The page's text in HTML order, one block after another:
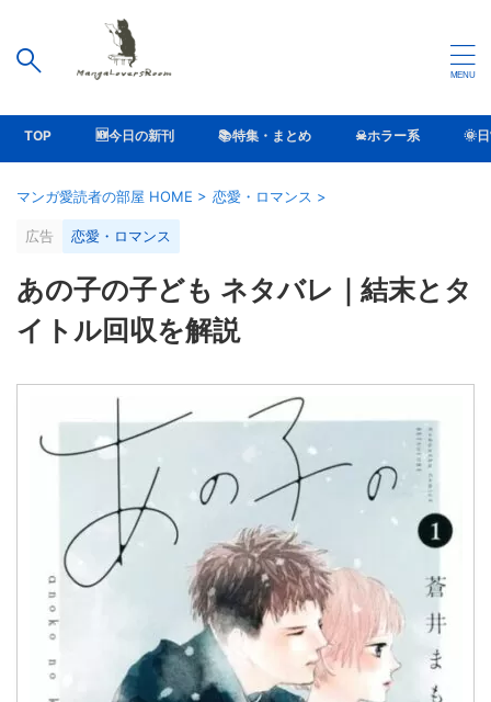
TOP 🆕今日の新刊 📚特集・まとめ ☠ホラー系 🌞
マンガ愛読者の部屋 HOME > 恋愛・ロマンス >
広告 恋愛・ロマンス
あの子の子ども ネタバレ｜結末とタ
イトル回収を解説